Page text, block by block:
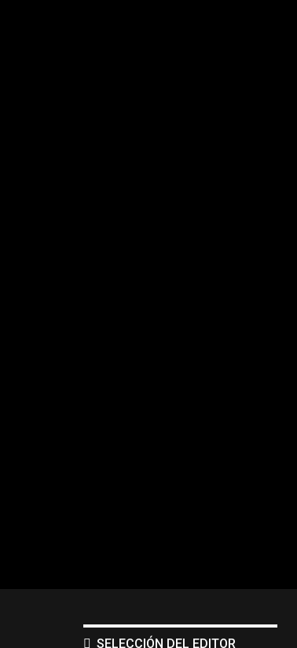
SELECCIÓN DEL EDITOR